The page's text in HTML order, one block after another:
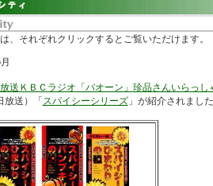
、それぞれクリックするとご覧いただけます。
送ＫＢＣラジオ「パオーン」珍品さんいらっし
放送）「 スパイシーシリーズ」が紹介されまし